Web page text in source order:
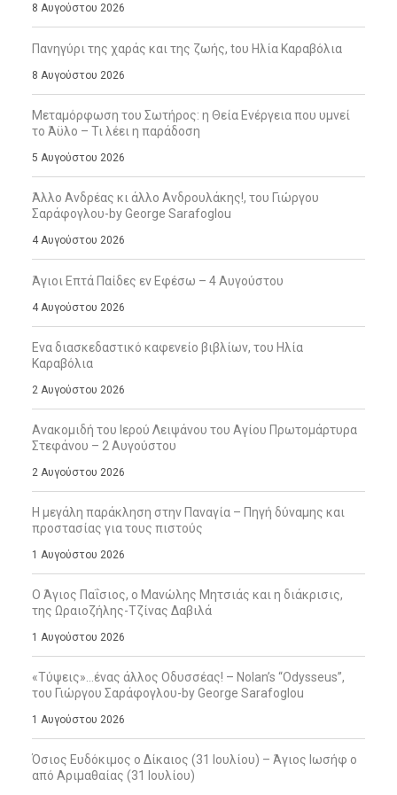
8 Αυγούστου 2026
Πανηγύρι της χαράς και της ζωής, tου Ηλία Καραβόλια
8 Αυγούστου 2026
Μεταμόρφωση του Σωτήρος: η Θεία Ενέργεια που υμνεί
το Άϋλο – Τι λέει η παράδοση
5 Αυγούστου 2026
Άλλο Ανδρέας κι άλλο Ανδρουλάκης!, του Γιώργου
Σαράφογλου-by George Sarafoglou
4 Αυγούστου 2026
Άγιοι Επτά Παίδες εν Εφέσω – 4 Αυγούστου
4 Αυγούστου 2026
Ενα διασκεδαστικό καφενείο βιβλίων, του Ηλία
Καραβόλια
2 Αυγούστου 2026
Ανακομιδή του Ιερού Λειψάνου του Αγίου Πρωτομάρτυρα
Στεφάνου – 2 Αυγούστου
2 Αυγούστου 2026
Η μεγάλη παράκληση στην Παναγία – Πηγή δύναμης και
προστασίας για τους πιστούς
1 Αυγούστου 2026
Ο Άγιος Παΐσιος, ο Μανώλης Μητσιάς και η διάκρισις,
της Ωραιοζήλης-Τζίνας Δαβιλά
1 Αυγούστου 2026
«Τύψεις»…ένας άλλος Οδυσσέας! – Nolan’s “Odysseus”,
του Γιώργου Σαράφογλου-by George Sarafoglou
1 Αυγούστου 2026
Όσιος Ευδόκιμος ο Δίκαιος (31 Ιουλίου) – Άγιος Ιωσήφ ο
από Αριμαθαίας (31 Ιουλίου)